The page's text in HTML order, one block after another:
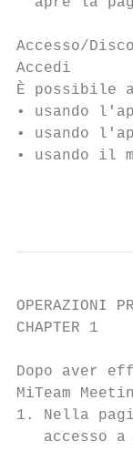
Accesso/
Accedi
È possibile
• usando
• usando
• usando il
OPERAZIONI
Dopo aver
MiTeam
1. Nella
accesso a